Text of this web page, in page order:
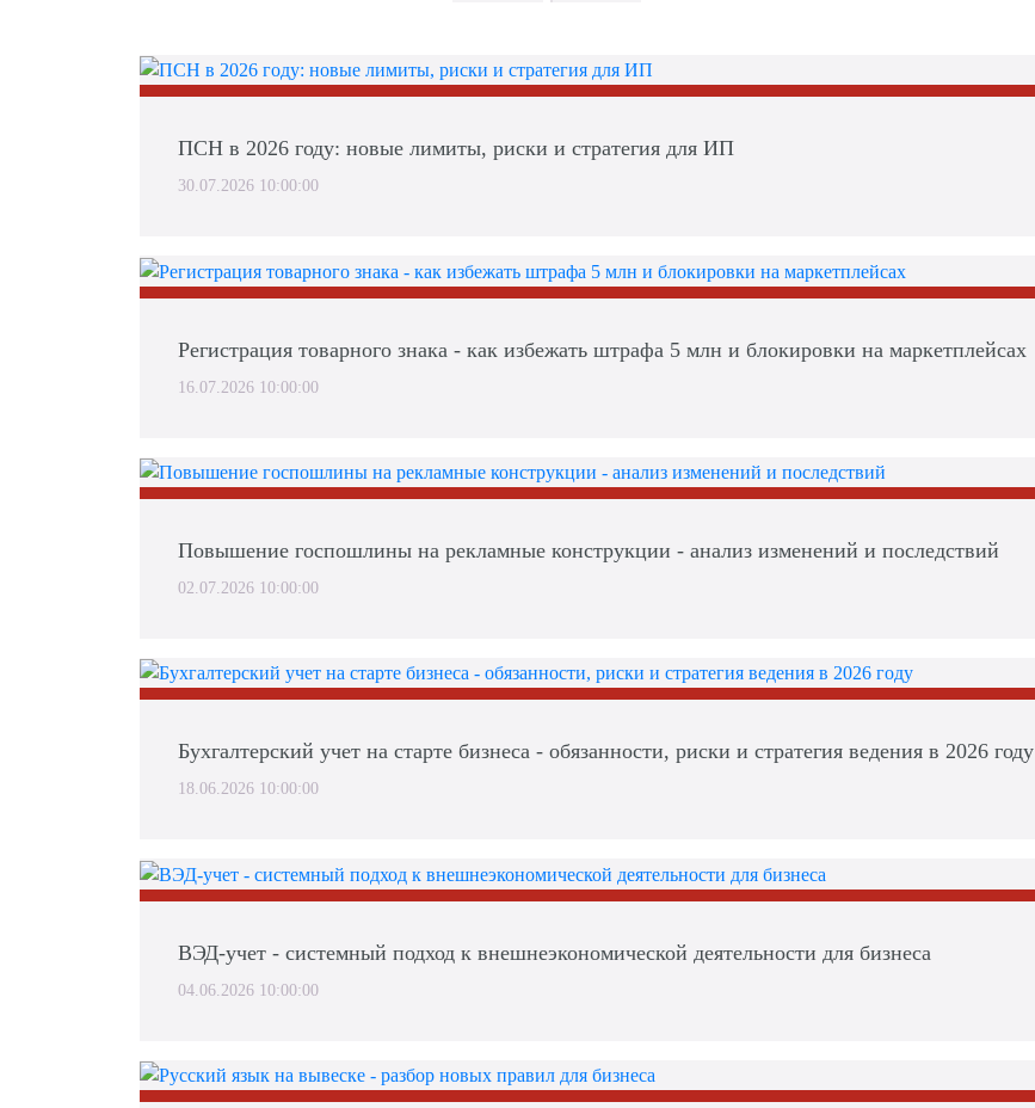
ПСН в 2026 году: новые лимиты, риски и стратегия для ИП
30.07.2026 10:00:00
Регистрация товарного знака - как избежать штрафа 5 млн и блокировки на маркетплейсах
16.07.2026 10:00:00
Повышение госпошлины на рекламные конструкции - анализ изменений и последствий
02.07.2026 10:00:00
Бухгалтерский учет на старте бизнеса - обязанности, риски и стратегия ведения в 2026 году
18.06.2026 10:00:00
ВЭД-учет - системный подход к внешнеэкономической деятельности для бизнеса
04.06.2026 10:00:00